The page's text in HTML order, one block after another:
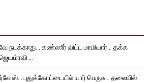
நடக்காது… கண்ணீர் விட்ட மாமியார்… தக்க
…
புதுக்கோட்டையில் யார் பெருசு… தலையில்